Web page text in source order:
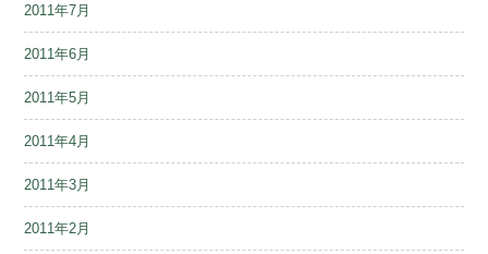
2011年7月
2011年6月
2011年5月
2011年4月
2011年3月
2011年2月